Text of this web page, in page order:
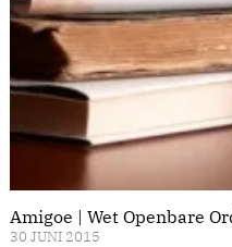
Amigoe | Wet Openbare
30 JUNI 2015